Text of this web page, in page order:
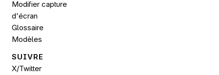
Modifier capture
d'écran
Glossaire
Modèles
SUIVRE
X/Twitter